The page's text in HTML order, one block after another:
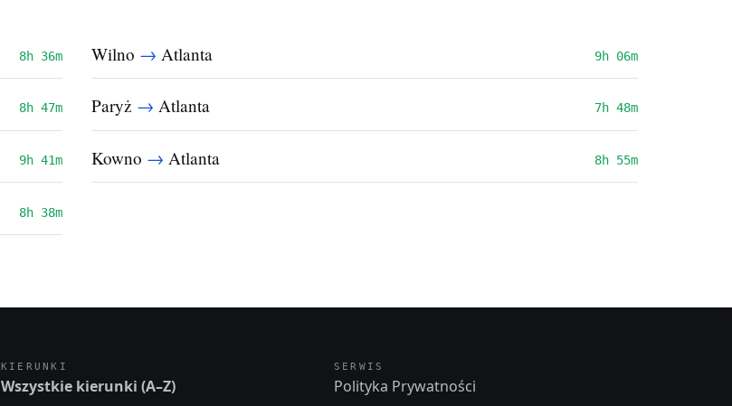
8h 36m Wilno → Atlanta 9h 06m
8h 47m Paryż → Atlanta 7h 48m
9h 41m Kowno → Atlanta 8h 55m
8h 38m
KIERUNKI
Wszystkie kierunki (A–Z)
SERWIS
Polityka Prywatności